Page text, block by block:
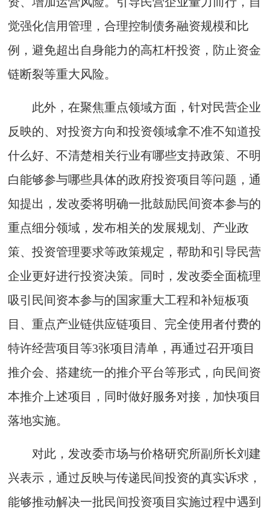
觉强化信用管理，合理控制债务融资规模和比
例，避免超出自身能力的高杠杆投资，防止资金
链断裂等重大风险。
此外，在聚焦重点领域方面，针对民营企业
反映的、对投资方向和投资领域拿不准不知道投
什么好、不清楚相关行业有哪些支持政策、不明
白能够参与哪些具体的政府投资项目等问题，通
知提出，发改委将明确一批鼓励民间资本参与的
重点细分领域，发布相关的发展规划、产业政
策、投资管理要求等政策规定，帮助和引导民营
企业更好进行投资决策。同时，发改委全面梳理
吸引民间资本参与的国家重大工程和补短板项
目、重点产业链供应链项目、完全使用者付费的
特许经营项目等3张项目清单，再通过召开项目
推介会、搭建统一的推介平台等形式，向民间资
本推介上述项目，同时做好服务对接，加快项目
落地实施。
对此，发改委市场与价格研究所副所长刘建
兴表示，通过反映与传递民间投资的真实诉求，
能够推动解决一批民间投资项目实施过程中遇到